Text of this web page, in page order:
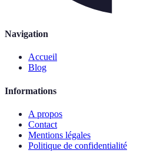
Navigation
Accueil
Blog
Informations
A propos
Contact
Mentions légales
Politique de confidentialité